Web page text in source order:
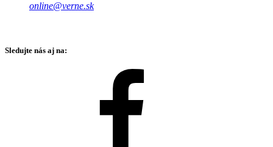
online@verne.sk
Sledujte nás aj na: